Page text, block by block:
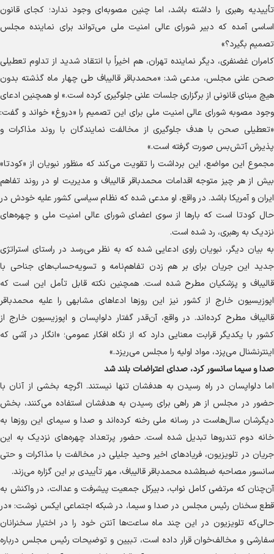
تأییدیه رهبری را داشته باشد، اما چنین مصوبه‌ای وجود ندارد؛ کجای قانون
اساسی آمده که دبیر شورای عالی امنیت ملی می‌تواند برای نماینده مجلس
تصمیم بگیرد؟»
کامران غضنفری، دیگر نماینده تهران، هم اخیراً با انتقاد شدید از تداوم تعطیلی
صحن علنی مجلس، مدعی شد: «محمدباقر قالیباف طی چهار ماه گذشته بدون
هیچ مبنای قانونی از برگزاری جلسات علنی جلوگیری کرده است.» او همچنین ادعای
وجود مصوبه شورای عالی امنیت ملی برای این تصمیم را «دروغ» خواند و گفت:
«تعطیلی صحن با هدف جلوگیری از مخالفت نمایندگان با روند مذاکرات و
پذیرش آتش‌بس صورت گرفته است.»
مجموع این مواضع، این برداشت را تقویت می‌کند که منظور نبویان از «کودتا»
بیش از هر چیز متوجه اقدامات محمدباقر قالیباف و مدیریت او در روند تفاهم
ایران و آمریکا باشد. در واقع، او مدعی شده که نظام سیاسی کشور علیه خودش در
حال کودتا است که بارها از سوی اعضای شورای عالی امنیت ملی و چهره‌های
نزدیک به رهبری، رد شده است.
به بیان دیگر، نبویان راوی ادعایی شده که به نظر می‌رسد در راستای استراتژی
جدید این جریان برای بر هم زدن تفاهم‌نامه و تسویه‌حساب‌های جناحی با
قالیباف و پزشکیان مطرح شده است. همچنین نکته قابل تأمل این است که
اپوزیسیون خارج از کشور نیز این روزها ادعاهای مشابهی را علیه محمدباقر
قالیباف مطرح کرده‌اند. در واقع، آن‌قدر گفتار دلواپسان و اپوزیسیون خارج از
کشور با یکدیگر قرابت معنایی دارد که از نگاه افکار عمومی؛ «انگار در آشی که
اینترنشنال می‌پزد، مواد اولیه را مجلس می‌ریزد.»
صدا و سیما سانسور کرد، صدای اعتراضات بلند شد
اما دلواپسان در راه رسیدن به هدفشان تنها نیستند. اگرچه بخشی از آنان با
حضور در مجلس از هر راهی برای رسیدن به هدفشان استفاده می‌کنند، بخش
دیگرشان سال‌هاست در رسانه ملی رخنه کرده‌اند و صدا و سیمای این روزها به
خانه دوم تندروها تبدیل شده است. حضور پرتعداد چهره‌های نزدیک به این
جریان در تلویزیون، فریادهای اخیر وحید جلیلی در مخالفت با مذاکرات و حتی
سانسور مصاحبه ضبط‌شده محمدباقر قالیباف، مهر تأییدی بر این گزاره می‌زند.
آن‌چنان که مرتضی کامل نواب، دبیرکل جمعیت پیشرفت و عدالت، در واکنش به
قطع سخنان رئیس مجلس در صدا و سیما، در شبکه اجتماعی ایکس نوشت: «در
حالی‌که تلویزیون در این چند ماه ساعت‌ها آنتن خود را در اختیار سخنرانان
سفارشی و مخالف‌خوان قرار داده است، تبیین و توضیحات رئیس مجلس درباره